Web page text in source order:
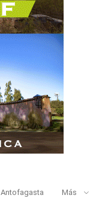
Antofagasta Más